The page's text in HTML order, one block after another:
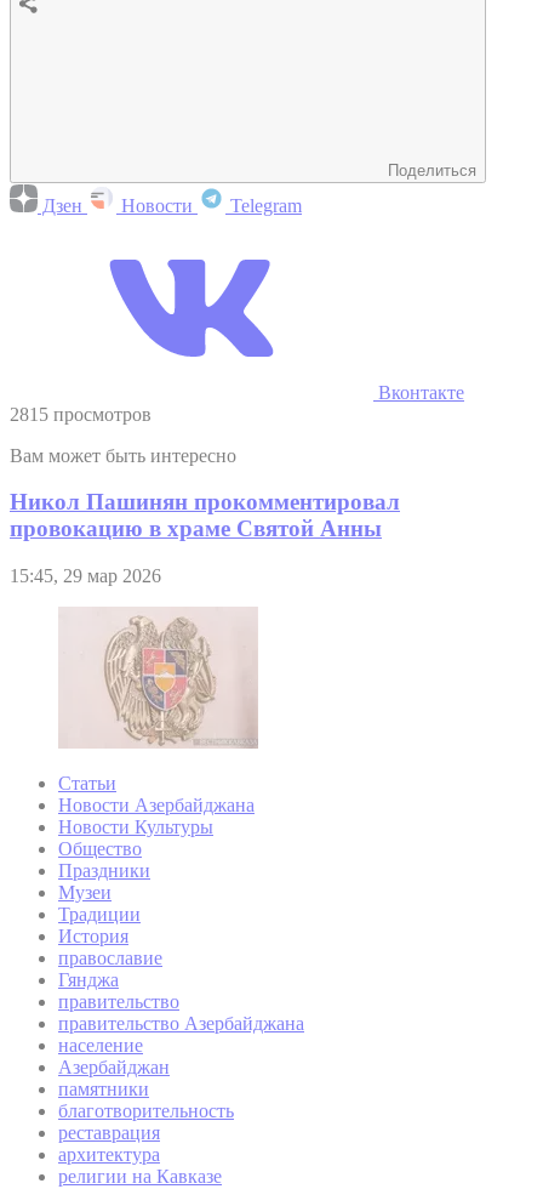
Поделиться
Дзен Новости Telegram
Вконтакте
2815 просмотров
Вам может быть интересно
Никол Пашинян прокомментировал
провокацию в храме Святой Анны
15:45, 29 мар 2026
Статьи
Новости Азербайджана
Новости Культуры
Общество
Праздники
Музеи
Традиции
История
православие
Гянджа
правительство
правительство Азербайджана
население
Азербайджан
памятники
благотворительность
реставрация
архитектура
религии на Кавказе